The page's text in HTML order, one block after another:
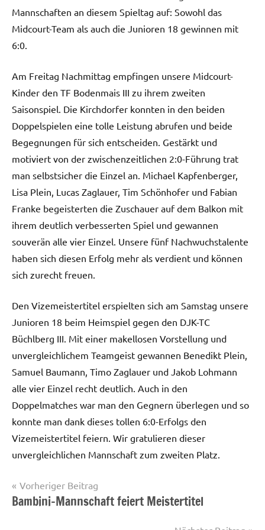
Mannschaften an diesem Spieltag auf: Sowohl das
Midcourt-Team als auch die Junioren 18 gewinnen mit
6:0.
Am Freitag Nachmittag empfingen unsere Midcourt-
Kinder den TF Bodenmais III zu ihrem zweiten
Saisonspiel. Die Kirchdorfer konnten in den beiden
Doppelspielen eine tolle Leistung abrufen und beide
Begegnungen für sich entscheiden. Gestärkt und
motiviert von der zwischenzeitlichen 2:0-Führung trat
man selbstsicher die Einzel an. Michael Kapfenberger,
Lisa Plein, Lucas Zaglauer, Tim Schönhofer und Fabian
Franke begeisterten die Zuschauer auf dem Balkon mit
ihrem deutlich verbesserten Spiel und gewannen
souverän alle vier Einzel. Unsere fünf Nachwuchstalente
haben sich diesen Erfolg mehr als verdient und können
sich zurecht freuen.
Den Vizemeistertitel erspielten sich am Samstag unsere
Junioren 18 beim Heimspiel gegen den DJK-TC
Büchlberg III. Mit einer makellosen Vorstellung und
unvergleichlichem Teamgeist gewannen Benedikt Plein,
Samuel Baumann, Timo Zaglauer und Jakob Lohmann
alle vier Einzel recht deutlich. Auch in den
Doppelmatches war man den Gegnern überlegen und so
konnte man dank dieses tollen 6:0-Erfolgs den
Vizemeistertitel feiern. Wir gratulieren dieser
unvergleichlichen Mannschaft zum zweiten Platz.
Startseite
Beitragsnavigation
Vorheriger Beitrag
Bambini-Mannschaft feiert Meistertitel